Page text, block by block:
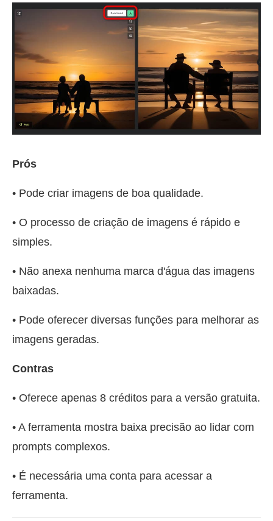
Prós
• Pode criar imagens de boa qualidade.
• O processo de criação de imagens é rápido e
simples.
• Não anexa nenhuma marca d'água das imagens
baixadas.
• Pode oferecer diversas funções para melhorar as
imagens geradas.
Contras
• Oferece apenas 8 créditos para a versão gratuita.
• A ferramenta mostra baixa precisão ao lidar com
prompts complexos.
• É necessária uma conta para acessar a
ferramenta.